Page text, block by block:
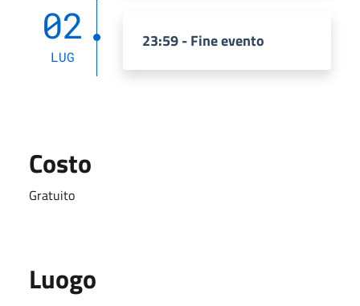
02
LUG
23:59 - Fine evento
Costo
Gratuito
Luogo